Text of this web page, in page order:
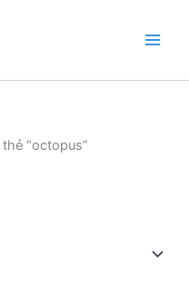
“octopus”